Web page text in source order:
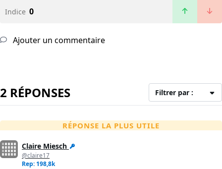
Indice 0
Ajouter un commentaire
2 RÉPONSES Filtrer par :
RÉPONSE LA PLUS UTILE
Claire Miesch
@claire17
Rep: 198,8k